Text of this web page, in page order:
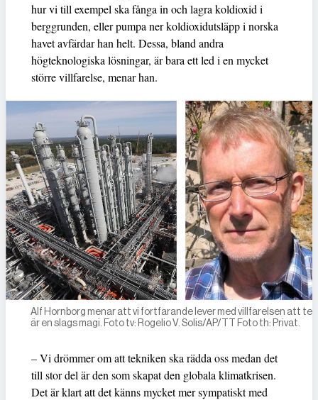
hur vi till exempel ska fånga in och lagra koldioxid i
berggrunden, eller pumpa ner koldioxidutsläpp i norska
havet avfärdar han helt. Dessa, bland andra
högteknologiska lösningar, är bara ett led i en mycket
större villfarelse, menar han.
Alf Hornborg menar att vi fortfarande lever med villfarelsen att
är en slags magi. Foto tv: Rogelio V. Solis/AP/TT Foto th: Privat.
– Vi drömmer om att tekniken ska rädda oss medan det
till stor del är den som skapat den globala klimatkrisen.
Det är klart att det känns mycket mer sympatiskt med